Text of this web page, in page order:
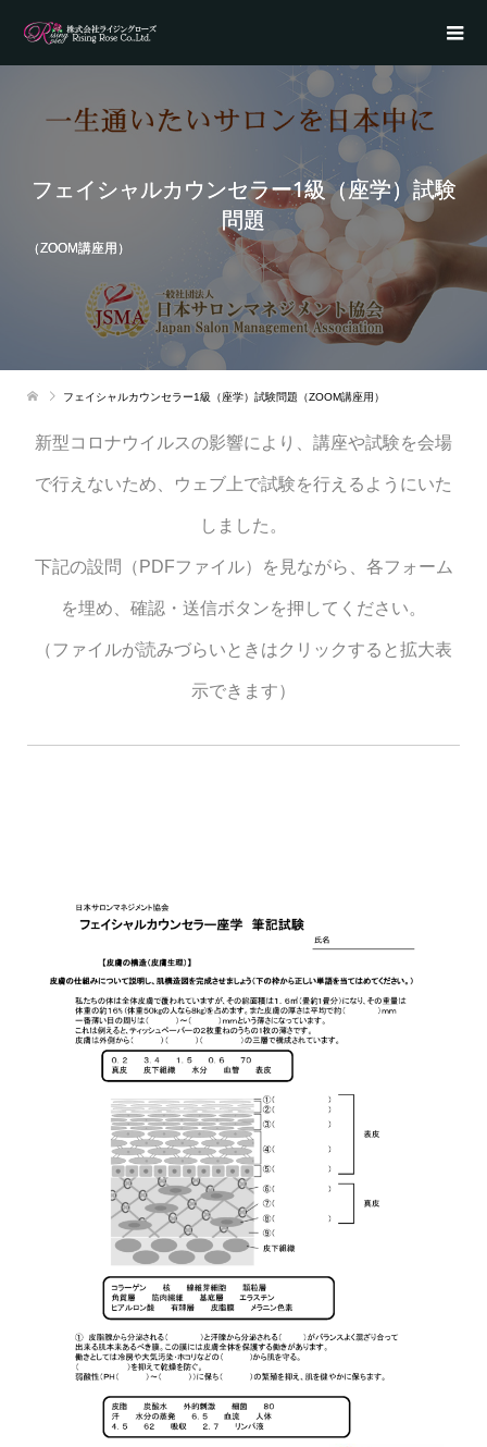
フェイシャルカウンセラー1級（座学）試験
問題
（ZOOM講座用）
フェイシャルカウンセラー1級（座学）試験問題（ZOOM講座用）
新型コロナウイルスの影響により、講座や試験を会場
で行えないため、ウェブ上で試験を行えるようにいた
しました。
下記の設問（PDFファイル）を見ながら、各フォーム
を埋め、確認・送信ボタンを押してください。
（ファイルが読みづらいときはクリックすると拡大表
示できます）